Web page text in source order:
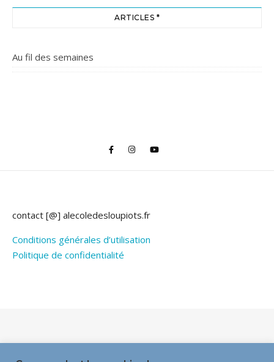
ARTICLES *
Au fil des semaines
contact [@] alecoledesloupiots.fr
Conditions générales d’utilisation
Politique de confidentialité